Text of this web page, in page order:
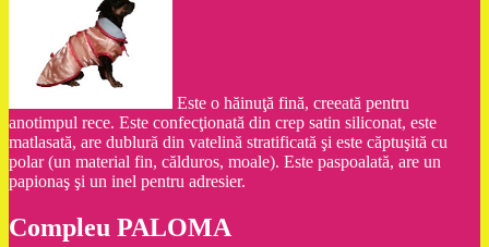
Este o hăinuţă fină, creeată pentru
anotimpul rece. Este confecţionată din crep satin siliconat, este
matlasată, are dublură din vatelină stratificată şi este căptuşită cu
polar (un material fin, călduros, moale). Este paspoalată, are un
papionaş şi un inel pentru adresier.
Compleu PALOMA